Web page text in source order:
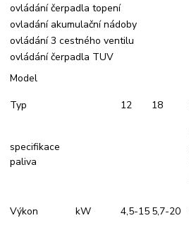
ovládání čerpadla topení
ovladání akumulační nádoby
ovládání 3 cestného ventilu
ovládání čerpadla TUV
Model
Typ
12 18
specifikace
paliva
Výkon kW 4,5-15 5,7-20